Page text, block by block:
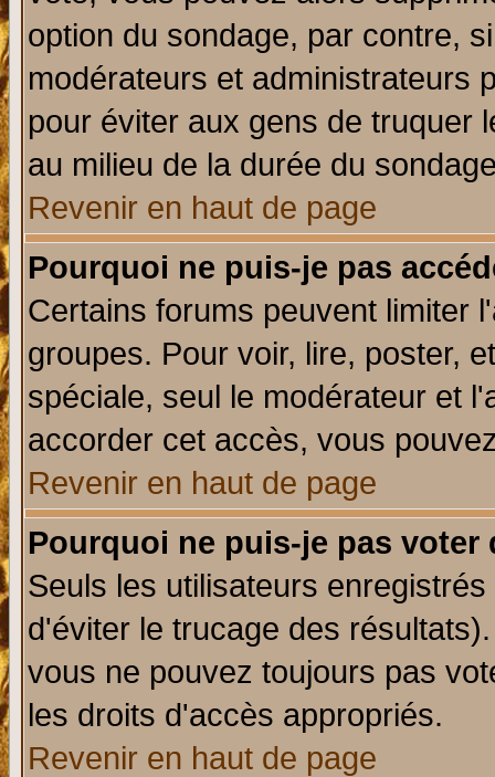
option du sondage, par contre,
modérateurs et administrateurs
pour éviter aux gens de truquer
au milieu de la durée du
Revenir en haut de page
Pourquoi ne puis-je pas
Certains forums peuvent limiter
groupes. Pour voir, lire, poster,
spéciale, seul le modérateur et
accorder cet accès, vous
Revenir en haut de page
Pourquoi ne puis-je pas voter
Seuls les utilisateurs
d'éviter le trucage des
vous ne pouvez toujours pas
les droits d'accès appropriés.
Revenir en haut de page